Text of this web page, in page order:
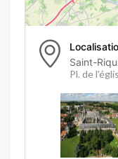
Saint-
Pl. de